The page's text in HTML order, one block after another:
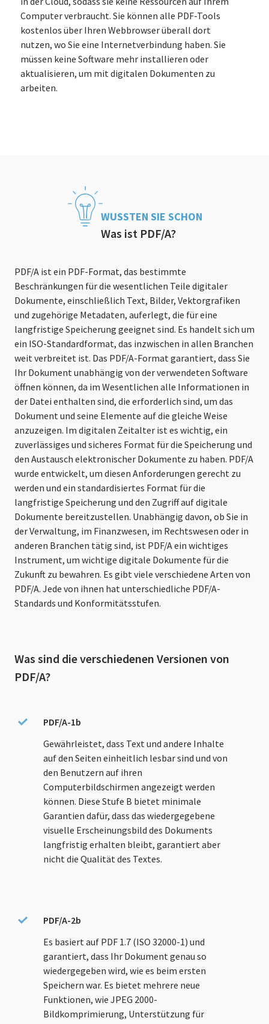
Computer verbraucht. Sie können alle PDF-Tools
kostenlos über Ihren Webbrowser überall dort
nutzen, wo Sie eine Internetverbindung haben. Sie
müssen keine Software mehr installieren oder
aktualisieren, um mit digitalen Dokumenten zu
arbeiten.
WUSSTEN SIE SCHON
Was ist PDF/A?
PDF/A ist ein PDF-Format, das bestimmte
Beschränkungen für die wesentlichen Teile digitaler
Dokumente, einschließlich Text, Bilder, Vektorgrafiken
und zugehörige Metadaten, auferlegt, die für eine
langfristige Speicherung geeignet sind. Es handelt sich um
ein ISO-Standardformat, das inzwischen in allen Branchen
weit verbreitet ist. Das PDF/A-Format garantiert, dass Sie
Ihr Dokument unabhängig von der verwendeten Software
öffnen können, da im Wesentlichen alle Informationen in
der Datei enthalten sind, die erforderlich sind, um das
Dokument und seine Elemente auf die gleiche Weise
anzuzeigen. Im digitalen Zeitalter ist es wichtig, ein
zuverlässiges und sicheres Format für die Speicherung und
den Austausch elektronischer Dokumente zu haben. PDF/A
wurde entwickelt, um diesen Anforderungen gerecht zu
werden und ein standardisiertes Format für die
langfristige Speicherung und den Zugriff auf digitale
Dokumente bereitzustellen. Unabhängig davon, ob Sie in
der Verwaltung, im Finanzwesen, im Rechtswesen oder in
anderen Branchen tätig sind, ist PDF/A ein wichtiges
Instrument, um wichtige digitale Dokumente für die
Zukunft zu bewahren. Es gibt viele verschiedene Arten von
PDF/A. Jede von ihnen hat unterschiedliche PDF/A-
Standards und Konformitätsstufen.
Was sind die verschiedenen Versionen von
PDF/A?
PDF/A-1b
Gewährleistet, dass Text und andere Inhalte
auf den Seiten einheitlich lesbar sind und von
den Benutzern auf ihren
Computerbildschirmen angezeigt werden
können. Diese Stufe B bietet minimale
Garantien dafür, dass das wiedergegebene
visuelle Erscheinungsbild des Dokuments
langfristig erhalten bleibt, garantiert aber
nicht die Qualität des Textes.
PDF/A-2b
Es basiert auf PDF 1.7 (ISO 32000-1) und
garantiert, dass Ihr Dokument genau so
wiedergegeben wird, wie es beim ersten
Speichern war. Es bietet mehrere neue
Funktionen, wie JPEG 2000-
Bildkomprimierung, Unterstützung für